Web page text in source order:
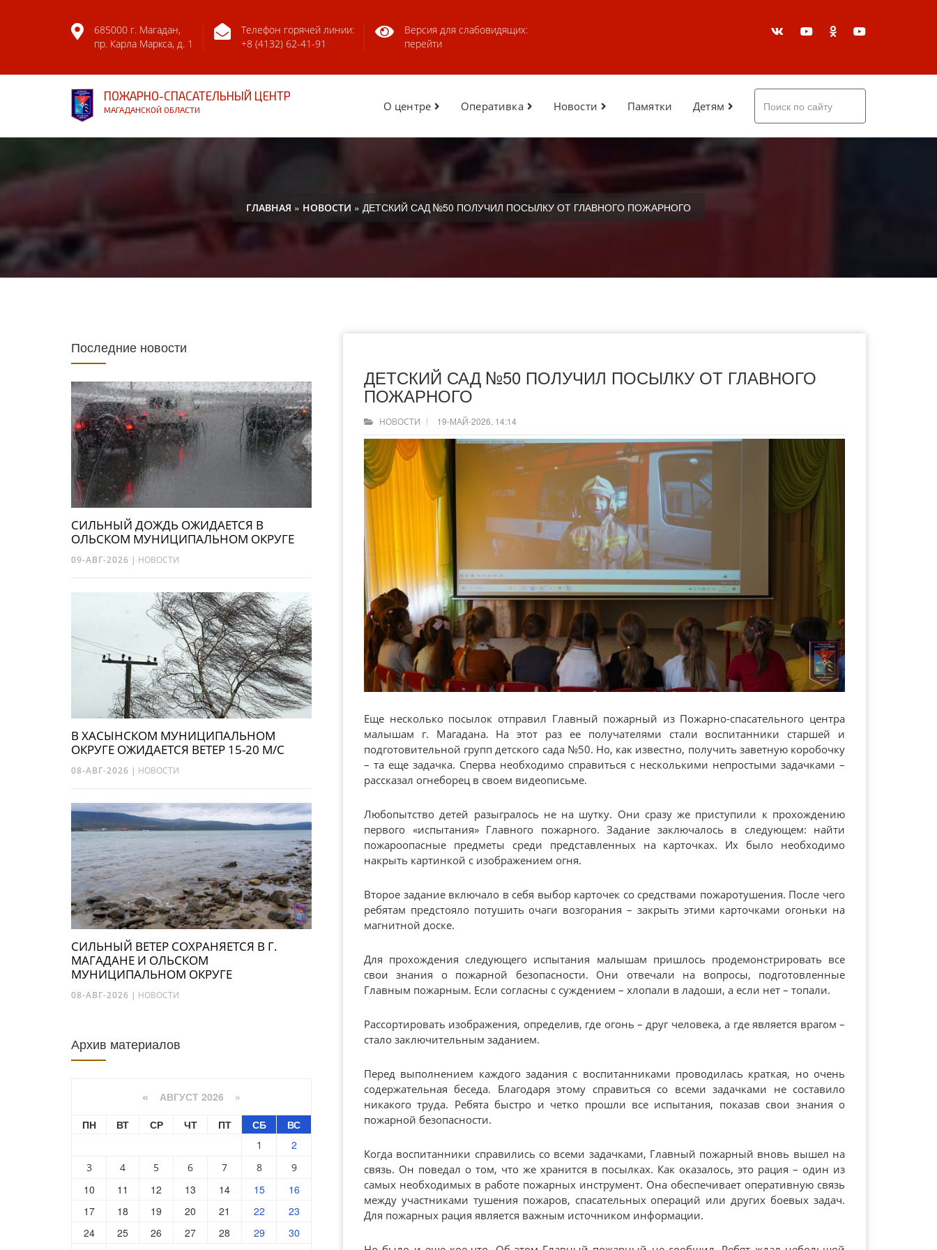
685000 г. Магадан,
пр. Карла Маркса, д. 1
Телефон горячей линии:
+8 (4132) 62-41-91
Версия для слабовидящих:
перейти
ПОЖАРНО-СПАСАТЕЛЬНЫЙ ЦЕНТР
МАГАДАНСКОЙ ОБЛАСТИ О центре Оперативка Новости Памятки Детям
ГЛАВНАЯ » НОВОСТИ » ДЕТСКИЙ САД №50 ПОЛУЧИЛ ПОСЫЛКУ ОТ ГЛАВНОГО ПОЖАРНОГО
ДЕТСКИЙ САД №50 ПОЛУЧИЛ ПОСЫЛКУ ОТ ГЛАВНОГО
ПОЖАРНОГО
НОВОСТИ 19-МАЙ-2026, 14:14
Еще несколько посылок отправил Главный пожарный из Пожарно-спасательного центра
малышам г. Магадана. На этот раз ее получателями стали воспитанники старшей и
подготовительной групп детского сада №50. Но, как известно, получить заветную коробочку
– та еще задачка. Сперва необходимо справиться с несколькими непростыми задачками –
рассказал огнеборец в своем видеописьме.
Любопытство детей разыгралось не на шутку. Они сразу же приступили к прохождению
первого «испытания» Главного пожарного. Задание заключалось в следующем: найти
пожароопасные предметы среди представленных на карточках. Их было необходимо
накрыть картинкой с изображением огня.
Второе задание включало в себя выбор карточек со средствами пожаротушения. После чего
ребятам предстояло потушить очаги возгорания – закрыть этими карточками огоньки на
магнитной доске.
Для прохождения следующего испытания малышам пришлось продемонстрировать все
свои знания о пожарной безопасности. Они отвечали на вопросы, подготовленные
Главным пожарным. Если согласны с суждением – хлопали в ладоши, а если нет – топали.
Рассортировать изображения, определив, где огонь – друг человека, а где является врагом –
стало заключительным заданием.
Перед выполнением каждого задания с воспитанниками проводилась краткая, но очень
содержательная беседа. Благодаря этому справиться со всеми задачками не составило
никакого труда. Ребята быстро и четко прошли все испытания, показав свои знания о
пожарной безопасности.
Когда воспитанники справились со всеми задачками, Главный пожарный вновь вышел на
связь. Он поведал о том, что же хранится в посылках. Как оказалось, это рация – один из
самых необходимых в работе пожарных инструмент. Она обеспечивает оперативную связь
между участниками тушения пожаров, спасательных операций или других боевых задач.
Для пожарных рация является важным источником информации.
Последние новости
СИЛЬНЫЙ ДОЖДЬ ОЖИДАЕТСЯ В
ОЛЬСКОМ МУНИЦИПАЛЬНОМ ОКРУГЕ
09-АВГ-2026 | НОВОСТИ
В ХАСЫНСКОМ МУНИЦИПАЛЬНОМ
ОКРУГЕ ОЖИДАЕТСЯ ВЕТЕР 15-20 М/С
08-АВГ-2026 | НОВОСТИ
СИЛЬНЫЙ ВЕТЕР СОХРАНЯЕТСЯ В Г.
МАГАДАНЕ И ОЛЬСКОМ
МУНИЦИПАЛЬНОМ ОКРУГЕ
08-АВГ-2026 | НОВОСТИ
Архив материалов
« АВГУСТ 2026 »
ПН
ВТ СР ЧТ ПТ СБ ВС
1 2
3 4 5 6 7 8 9
10 11 12 13 14 15
16
17
18 19 20 21 22
23
24
25 26 27 28 29
30